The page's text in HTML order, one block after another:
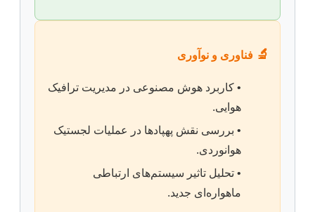
🔬 فناوری و نوآوری
• کاربرد هوش مصنوعی در مدیریت ترافیک
هوایی.
• بررسی نقش پهپادها در عملیات لجستیک
هوانوردی.
• تحلیل تاثیر سیستم‌های ارتباطی
ماهواره‌ای جدید.